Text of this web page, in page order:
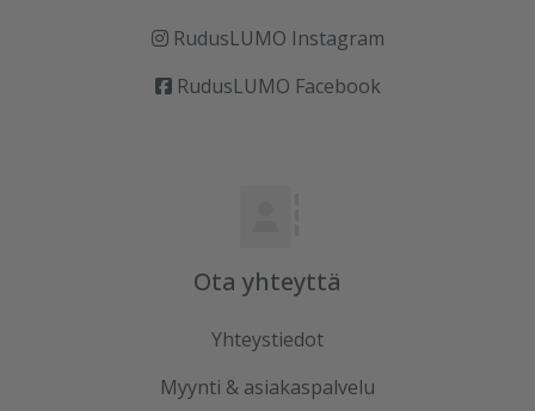
RudusLUMO Instagram
RudusLUMO Facebook
Ota yhteyttä
Yhteystiedot
Myynti & asiakaspalvelu